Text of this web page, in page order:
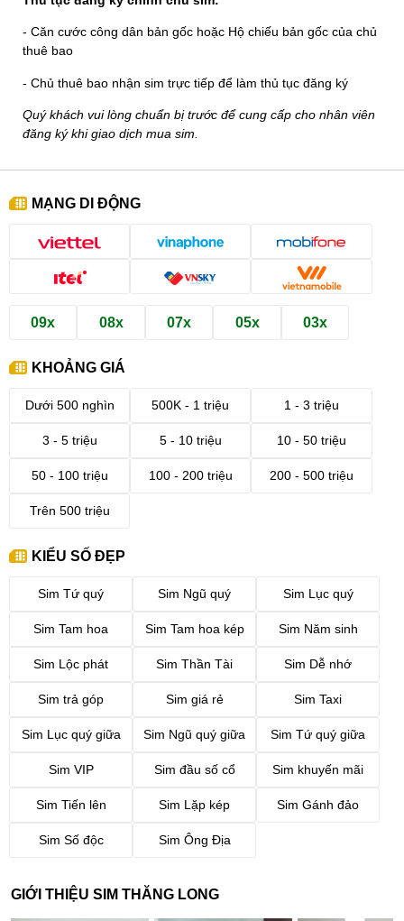
- Căn cước công dân bản gốc hoặc Hộ chiếu bản gốc của chủ
thuê bao
- Chủ thuê bao nhận sim trực tiếp để làm thủ tục đăng ký
Quý khách vui lòng chuẩn bị trước để cung cấp cho nhân viên
đăng ký khi giao dịch mua sim.
MẠNG DI ĐỘNG
09x 08x 07x 05x 03x
KHOẢNG GIÁ
Dưới 500 nghìn 500K - 1 triệu 1 - 3 triệu
3 - 5 triệu 5 - 10 triệu 10 - 50 triệu
50 - 100 triệu 100 - 200 triệu 200 - 500 triệu
Trên 500 triệu
KIỂU SỐ ĐẸP
Sim Tứ quý Sim Ngũ quý Sim Lục quý
Sim Tam hoa Sim Tam hoa kép Sim Năm sinh
Sim Lộc phát Sim Thần Tài Sim Dễ nhớ
Sim trả góp Sim giá rẻ Sim Taxi
Sim Lục quý giữa Sim Ngũ quý giữa Sim Tứ quý giữa
Sim VIP Sim đầu số cổ Sim khuyến mãi
Sim Tiến lên Sim Lặp kép Sim Gánh đảo
Sim Số độc Sim Ông Địa
GIỚI THIỆU SIM THĂNG LONG